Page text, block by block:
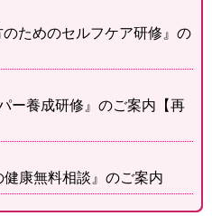
のためのセルフケア研修』の
ー養成研修』のご案内【再
康無料相談』のご案内